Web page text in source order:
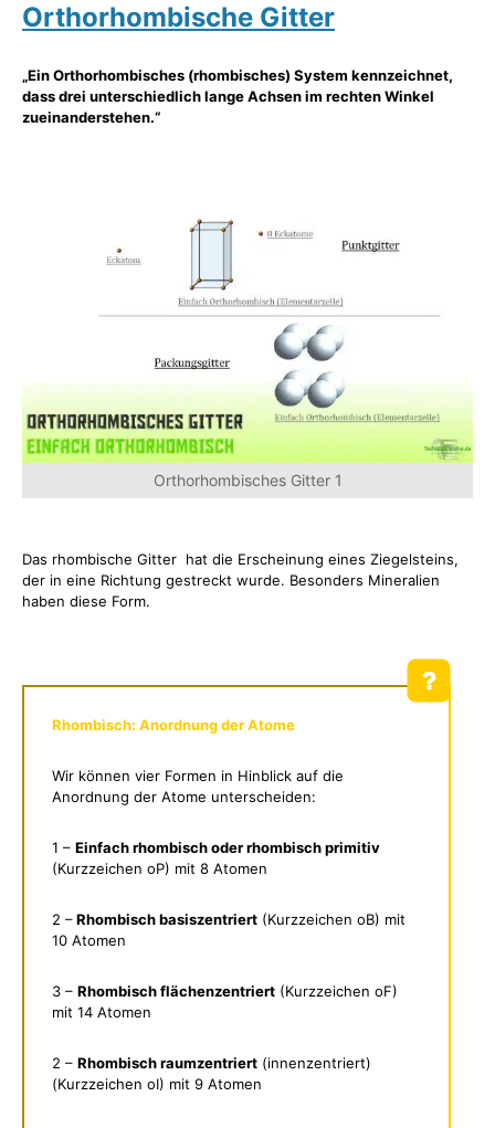
Orthorhombische Gitter
„Ein Orthorhombisches (rhombisches) System kennzeichnet,
dass drei unterschiedlich lange Achsen im rechten Winkel
zueinanderstehen.“
Orthorhombisches Gitter 1
Das rhombische Gitter hat die Erscheinung eines Ziegelsteins,
der in eine Richtung gestreckt wurde. Besonders Mineralien
haben diese Form.
Rhombisch: Anordnung der Atome
Wir können vier Formen in Hinblick auf die
Anordnung der Atome unterscheiden:
1 – Einfach rhombisch oder rhombisch primitiv
(Kurzzeichen oP) mit 8 Atomen
2 –Rhombisch basiszentriert (Kurzzeichen oB) mit
10 Atomen
3 – Rhombisch flächenzentriert (Kurzzeichen oF)
mit 14 Atomen
2 – Rhombisch raumzentriert (innenzentriert)
(Kurzzeichen oI) mit 9 Atomen